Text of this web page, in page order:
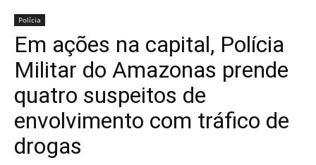
Polícia
Em ações na capital, Polícia
Militar do Amazonas prende
quatro suspeitos de
envolvimento com tráfico de
drogas